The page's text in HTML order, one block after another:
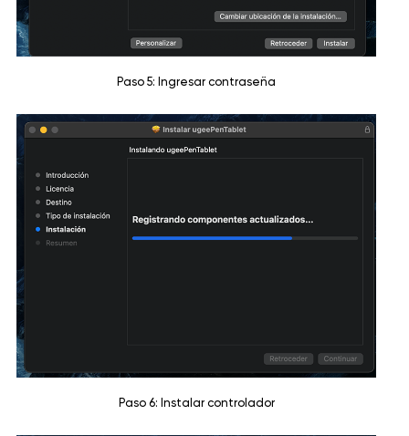
Paso 5: Ingresar contraseña
Paso 6: Instalar controlador